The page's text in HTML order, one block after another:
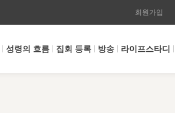
회원가입
성령의 흐름 집회 등록 방송 라이프스타디